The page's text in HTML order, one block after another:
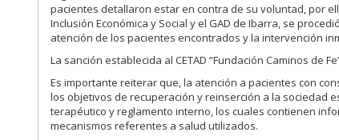
pacientes detallaron estar en contra de su voluntad, por
Inclusión Económica y Social y el GAD de Ibarra, se
atención de los pacientes encontrados y la intervención
La sanción establecida al CETAD “Fundación Caminos de
Es importante reiterar que, la atención a pacientes con
los objetivos de recuperación y reinserción a la sociedad
terapéutico y reglamento interno, los cuales contienen
mecanismos referentes a salud utilizados.